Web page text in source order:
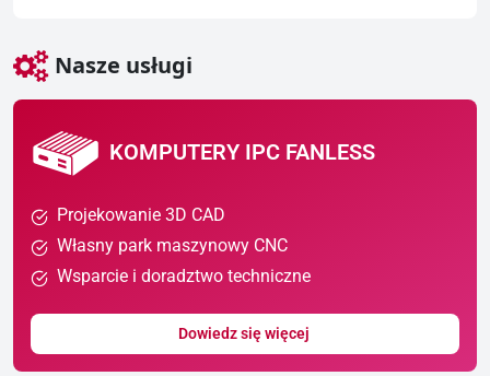
Nasze usługi
KOMPUTERY IPC FANLESS
Projekowanie 3D CAD
Własny park maszynowy CNC
Wsparcie i doradztwo techniczne
Dowiedz się więcej